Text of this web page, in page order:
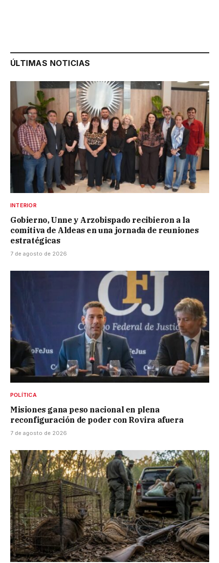
ÚLTIMAS NOTICIAS
INTERIOR
Gobierno, Unne y Arzobispado recibieron a la
comitiva de Aldeas en una jornada de reuniones
estratégicas
7 de agosto de 2026
POLÍTICA
Misiones gana peso nacional en plena
reconfiguración de poder con Rovira afuera
7 de agosto de 2026